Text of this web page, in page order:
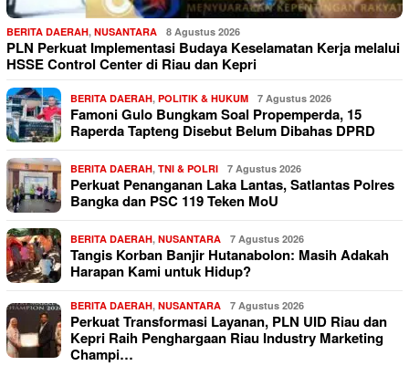
BERITA DAERAH, NUSANTARA 8 Agustus 2026
PLN Perkuat Implementasi Budaya Keselamatan Kerja melalui
HSSE Control Center di Riau dan Kepri
BERITA DAERAH, POLITIK & HUKUM 7 Agustus 2026
Famoni Gulo Bungkam Soal Propemperda, 15
Raperda Tapteng Disebut Belum Dibahas DPRD
BERITA DAERAH, TNI & POLRI 7 Agustus 2026
Perkuat Penanganan Laka Lantas, Satlantas Polres
Bangka dan PSC 119 Teken MoU
BERITA DAERAH, NUSANTARA 7 Agustus 2026
Tangis Korban Banjir Hutanabolon: Masih Adakah
Harapan Kami untuk Hidup?
BERITA DAERAH, NUSANTARA 7 Agustus 2026
Perkuat Transformasi Layanan, PLN UID Riau dan
Kepri Raih Penghargaan Riau Industry Marketing
Champi…